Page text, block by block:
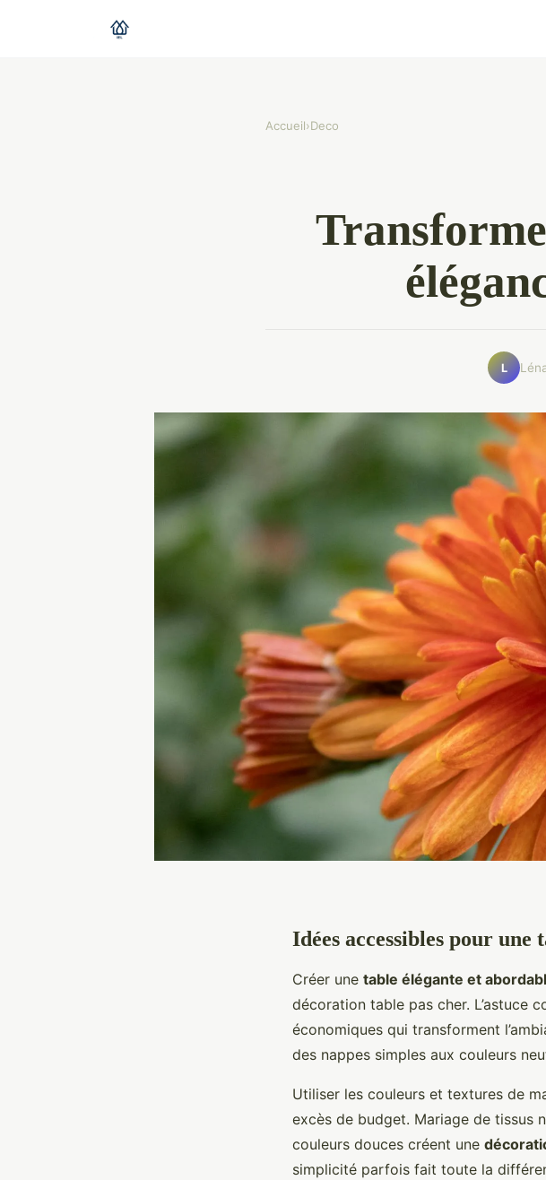
Accueil›Deco
L
Idées accessibles pour une
Créer une table élégante et
décoration table pas cher. L’astuce
économiques qui transforment
des nappes simples aux couleurs
Utiliser les couleurs et textures de
excès de budget. Mariage de tissus
couleurs douces créent une
simplicité parfois fait toute la